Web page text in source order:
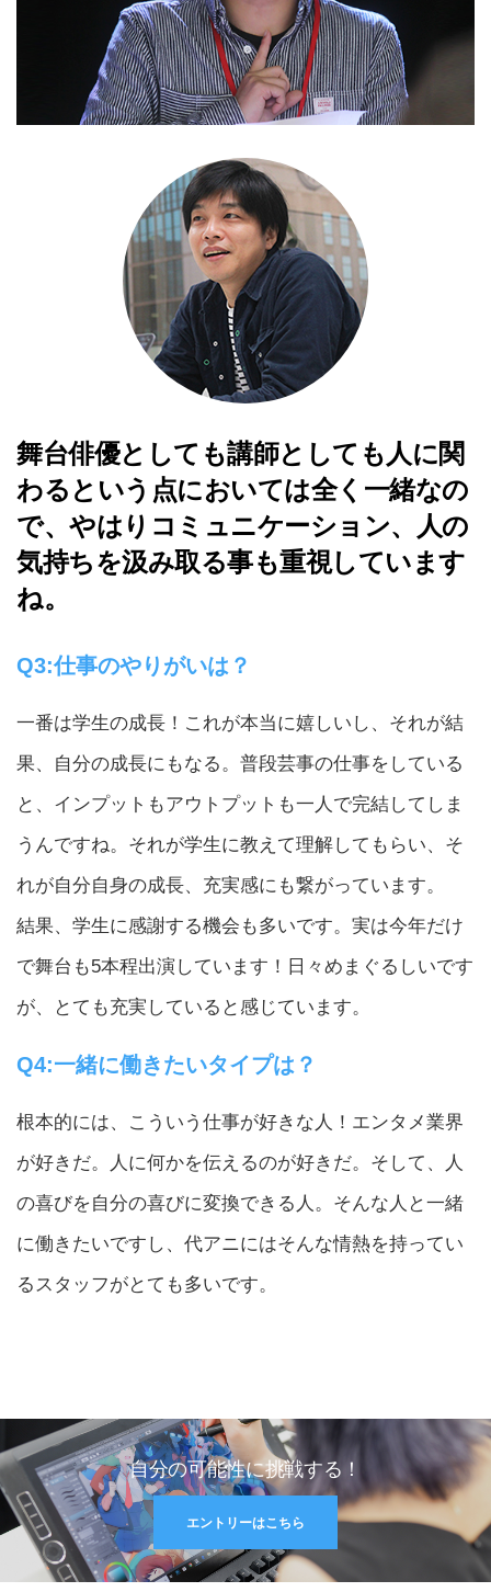
舞台俳優としても講師としても人に関
わるという点においては全く一緒なの
で、やはりコミュニケーション、人の
気持ちを汲み取る事も重視しています
ね。
Q3:仕事のやりがいは？
一番は学生の成長！これが本当に嬉しいし、それが結
果、自分の成長にもなる。普段芸事の仕事をしている
と、インプットもアウトプットも一人で完結してしま
うんですね。それが学生に教えて理解してもらい、そ
れが自分自身の成長、充実感にも繋がっています。
結果、学生に感謝する機会も多いです。実は今年だけ
で舞台も5本程出演しています！日々めまぐるしいです
が、とても充実していると感じています。
Q4:一緒に働きたいタイプは？
根本的には、こういう仕事が好きな人！エンタメ業界
が好きだ。人に何かを伝えるのが好きだ。そして、人
の喜びを自分の喜びに変換できる人。そんな人と一緒
に働きたいですし、代アニにはそんな情熱を持ってい
るスタッフがとても多いです。
自分の可能性に挑戦する！
エントリーはこちら